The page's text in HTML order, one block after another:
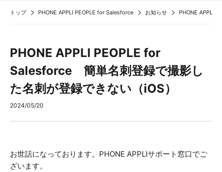
トップ PHONE APPLI PEOPLE for Salesforce お知らせ PHONE APPLI
PHONE APPLI PEOPLE for
Salesforce 簡単名刺登録で撮影し
た名刺が登録できない（iOS）
2024/05/20
お世話になっております。PHONE APPLIサポート窓口でご
ざいます。